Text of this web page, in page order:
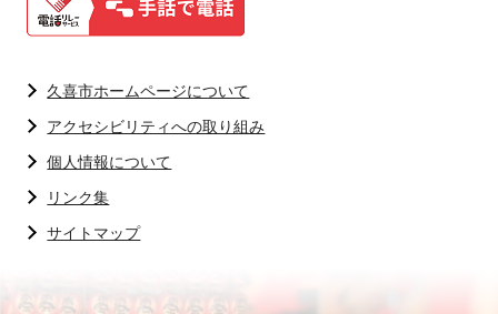
久喜市ホームページについて
アクセシビリティへの取り組み
個人情報について
リンク集
サイトマップ